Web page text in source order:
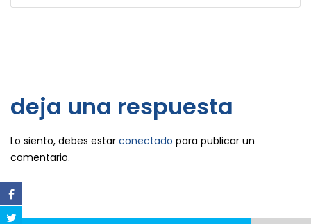
deja una respuesta
Lo siento, debes estar conectado para publicar un
comentario.